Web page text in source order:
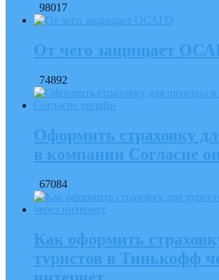
98017
От чего защищает
74892
Оформить страховку
в компании Согласие
67084
Как оформить
туристов в Тинькофф